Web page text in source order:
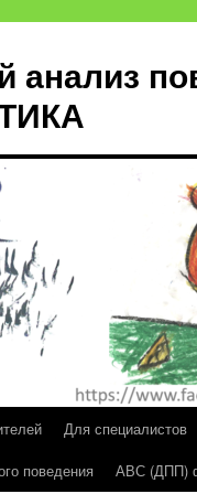
анализ
Для специалистов
поведения АВС (ДПП)